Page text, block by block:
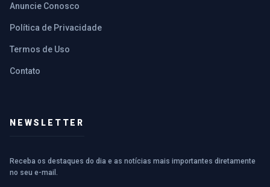
Anuncie Conosco
Política de Privacidade
Termos de Uso
Contato
NEWSLETTER
Receba os destaques do dia e as notícias mais importantes diretamente
no seu e-mail.